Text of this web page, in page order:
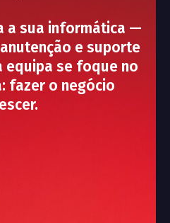
a sua informática —
e suporte
equipa se foque no
fazer o negócio